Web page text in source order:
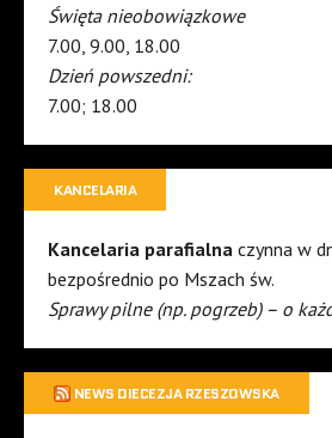
Święta nieobowiązkowe
7.00, 9.00, 18.00
Dzień powszedni:
7.00; 18.00
KANCELARIA
Kancelaria parafialna czynna w
bezpośrednio po Mszach św.
Sprawy pilne (np. pogrzeb) – o
NEWS DIECEZJA RZESZOWSKA